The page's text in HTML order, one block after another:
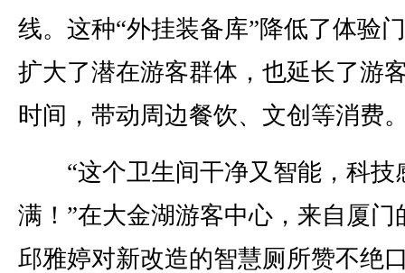
线。这种“外挂装备库”降低了体验
扩大了潜在游客群体，也延长了游
时间，带动周边餐饮、文创等消费
“这个卫生间干净又智能，科技
满！”在大金湖游客中心，来自厦门
邱雅婷对新改造的智慧厕所赞不绝